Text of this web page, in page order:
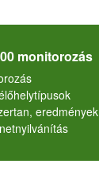
monitorozás
eredmények